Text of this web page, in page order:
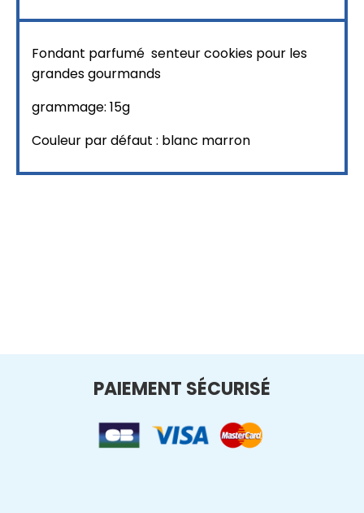
Fondant parfumé senteur cookies pour les
grandes gourmands
grammage: 15g
Couleur par défaut : blanc marron
PAIEMENT SÉCURISÉ